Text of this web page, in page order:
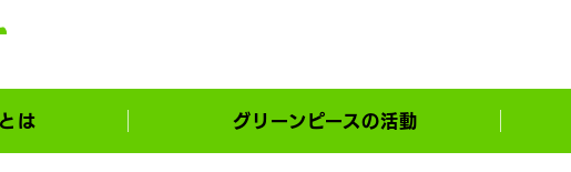
は グリーンピースの活動